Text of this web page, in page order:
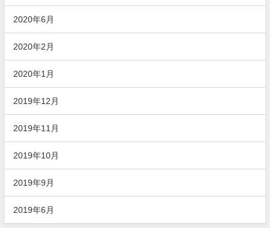
2020年6月
2020年2月
2020年1月
2019年12月
2019年11月
2019年10月
2019年9月
2019年6月